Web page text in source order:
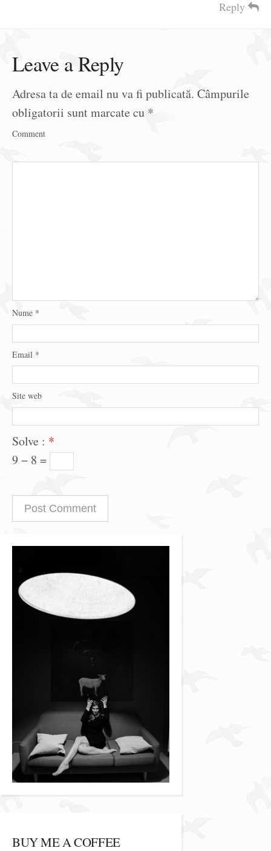
Reply
Leave a Reply
Adresa ta de email nu va fi publicată. Câmpurile
obligatorii sunt marcate cu *
Comment
Nume *
Email *
Site web
Solve : *
9 − 8 =
BUY ME A COFFEE